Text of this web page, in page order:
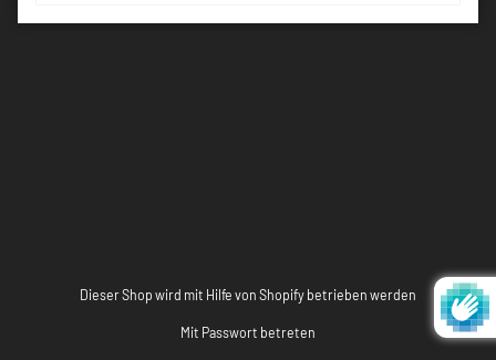
Dieser Shop wird mit Hilfe von Shopify betrieben werden
Mit Passwort betreten